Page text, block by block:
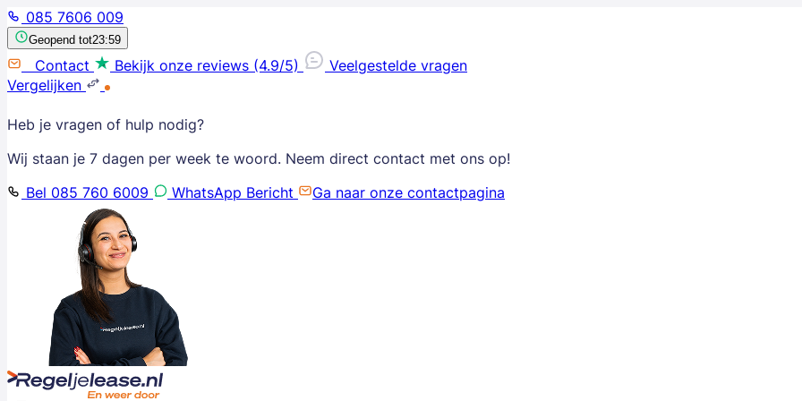
085 7606 009
Geopend tot23:59
Contact Bekijk onze reviews (4.9/5)
Veelgestelde vragen
Vergelijken
Heb je vragen of hulp nodig?
Wij staan je 7 dagen per week te woord. Neem direct contact met ons op!
Bel 085 760 6009
WhatsApp Bericht Ga naar onze contactpagina